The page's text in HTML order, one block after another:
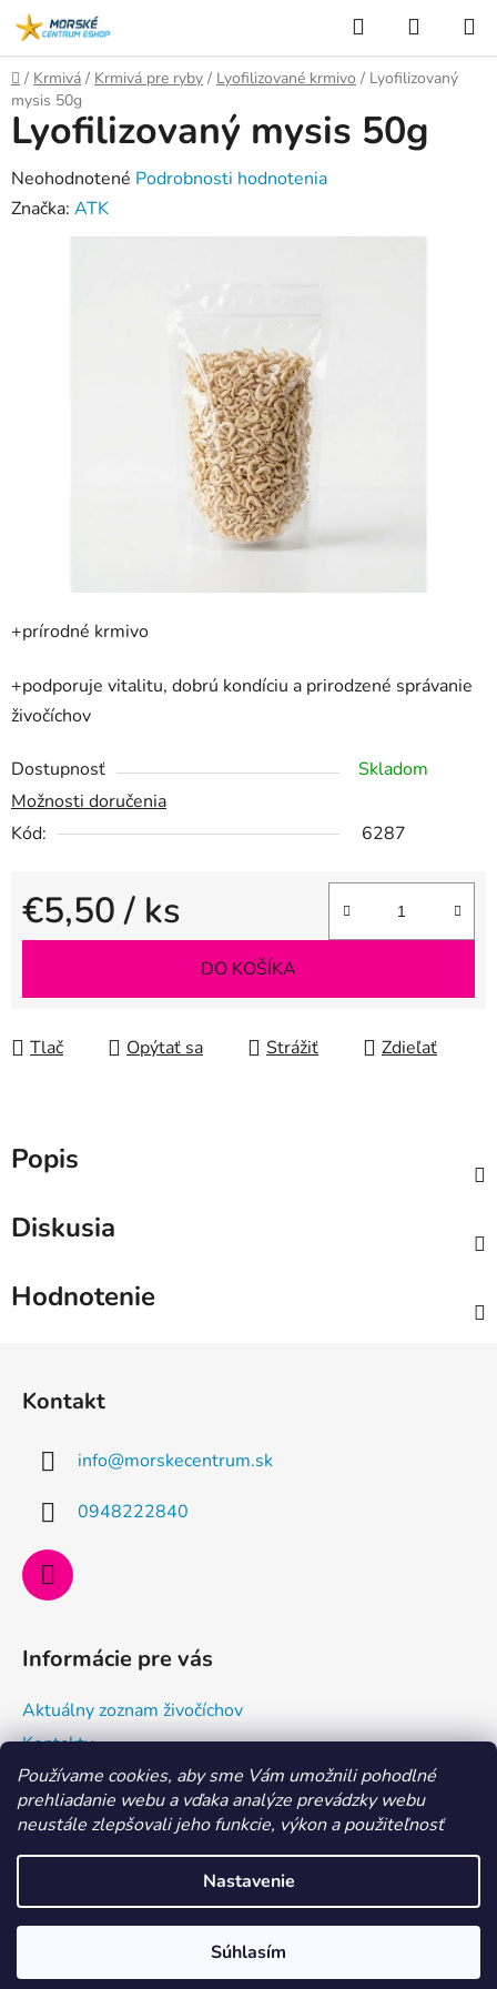
Používame cookies, aby sme Vám umožnili pohodlné
prehliadanie webu a vďaka analýze prevádzky webu
neustále zlepšovali jeho funkcie, výkon a použiteľnosť
Nastavenie
Súhlasím
Prejsť
na
obsah
MILÍ AKVARISTI, aktuálne je dovolenka 29. 7. - 6. 8. 2026.
Hľadať
KOŠÍK
Domov
/ Krmivá / Krmivá pre ryby / Lyofilizované krmivo / Lyofilizovaný
mysis 50g
+prírodné krmivo
+podporuje vitalitu, dobrú kondíciu a prirodzené správanie
živočíchov
Dostupnosť
Skladom
Možnosti doručenia
Kód:
6287
€5,50/ ks
Jednotková cena:
DO KOŠÍKA
Tlač Opýtať sa Strážiť Zdieľať
Lyofilizovaný mysis 50g
Priemerné
hodnotenie
produktu
Neohodnotené Podrobnosti hodnotenia
Značka: ATK
Popis
Diskusia
Hodnotenie
Kontakt
info@morskecentrum.sk
0948222840
Informácie pre vás
Aktuálny zoznam živočíchov
Kontakty
Doprava a ako nakupovať
Všeobecné obchodné podmienky a dodacie podmienky
Vytvoril Shoptet
Morské centrum Eshop
vyhradené.Upraviť nastavenie cookies